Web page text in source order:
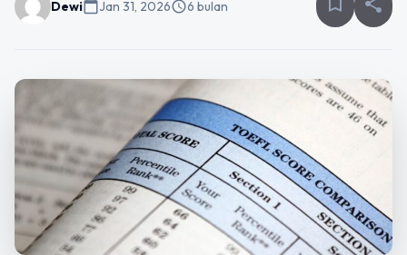
Dewicalendar_todayJan 31, 2026schedule6 bulan